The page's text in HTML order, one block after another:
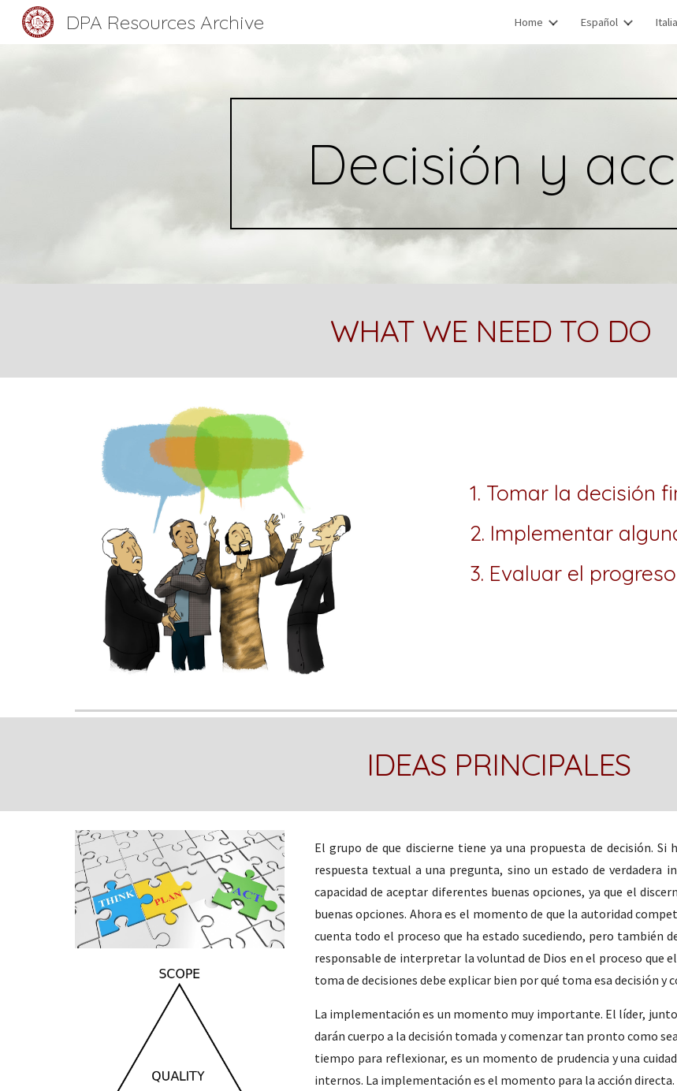
Skip to
DPA Resources Archive Home Español
Decisión y
WHAT WE NEED TO DO
1. Tomar la decisión
2. Implementar
3. Evaluar el
  IDEAS PRINCIPALES
El grupo de que discierne tiene ya una propuesta de decisión.
respuesta textual a una pregunta, sino un estado de verdadera
capacidad de aceptar diferentes buenas opciones, ya que el
buenas opciones. Ahora es el momento de que la autoridad
cuenta todo el proceso que ha estado sucediendo, pero también
responsable de interpretar la voluntad de Dios en el proceso que
toma de decisiones debe explicar bien por qué toma esa decisión y
La implementación es un momento muy importante. El líder,
darán cuerpo a la decisión tomada y comenzar tan pronto como
tiempo para reflexionar, es un momento de prudencia y una
internos. La implementación es el momento para la acción